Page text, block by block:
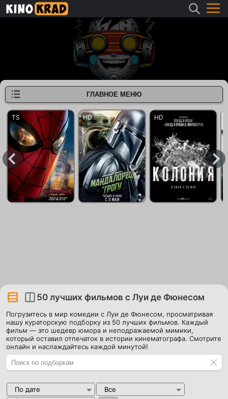
50 лучших фильмов c Луи де Фюнесом
Погрузитесь в мир комедии с Луи де Фюнесом, просматривая
нашу кураторскую подборку из 50 лучших фильмов. Каждый
фильм — это шедевр юмора и неподражаемой мимики,
который оставил отпечаток в истории кинематографа. Смотрите
онлайн и наслаждайтесь каждой минутой!
По дате Все
ГЛАВНОЕ МЕНЮ